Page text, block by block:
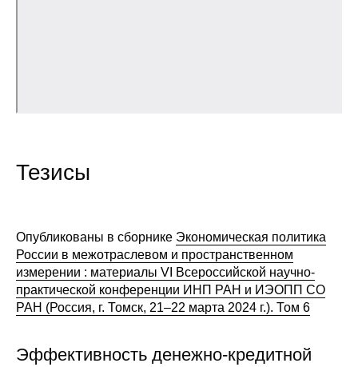
Ученый совет
Материалы
Тезисы
Опубликованы в сборнике Экономическая политика
России в межотраслевом и пространственном
измерении : материалы VI Всероссийской научно-
практической конференции ИНП РАН и ИЭОПП СО
РАН (Россия, г. Томск, 21–22 марта 2024 г.). Том 6
Эффективность денежно-кредитной